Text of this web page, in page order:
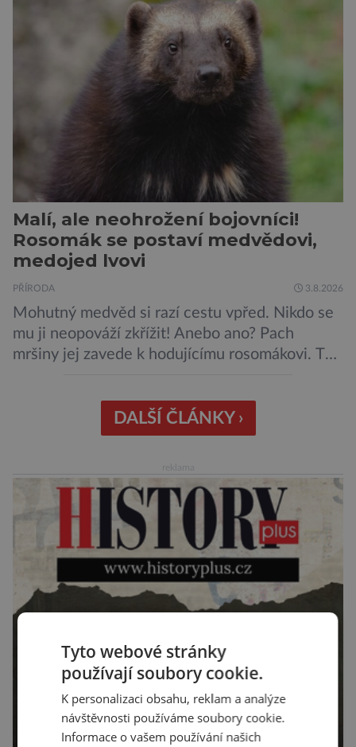
ostrově Tasmánie, si však takovou nálepku
vůbec nezaslouží. Fakticky se totiž spíše než o
zákeřné a nebezpečné vzteklouny jedná o
plaché živočichy. Velikostně […]
Malí, ale neohrožení bojovníci!
Rosomák se postaví medvědovi,
medojed lvovi
PŘÍRODA 3.8.2026
Mohutný medvěd si razí cestu vpřed. Nikdo se
mu ji neopováží zkřížit! Anebo ano? Pach
mršiny jej zavede k hodujícímu rosomákovi. Ten
„lasice“ je odhodlána bránit svou kořist.
Nedosahují nijak impozantní velikosti, jde spíše
a […]
DALŠÍ ČLÁNKY ›
Tyto webové stránky
používají soubory cookie.
K personalizaci obsahu, reklam a analýze
návštěvnosti používáme soubory cookie.
Informace o vašem používání našich